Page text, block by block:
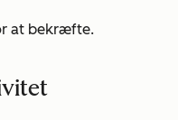
at bekræfte.